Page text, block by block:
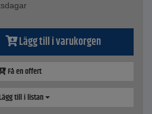
Lägg till i varukorgen
Få en offert
till i listan